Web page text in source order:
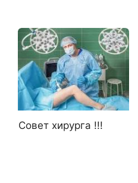
Совет хирурга !!!